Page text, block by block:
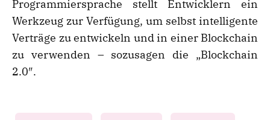
Programmiersprache stellt Entwicklern ein
Werkzeug zur Verfügung, um selbst intelligente
Verträge zu entwickeln und in einer Blockchain
zu verwenden – sozusagen die „Blockchain
2.0″.